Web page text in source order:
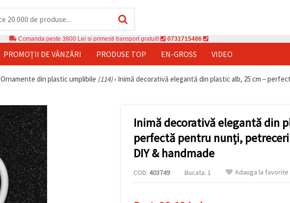
Comanda peste 3800 Lei si primesti transport gratuit! 0731715486
PROMOȚII DE VÂNZĂRI PRODUSE TOP EN-GROSS VIDEO
Ornamente din plastic umplibile (114)› Inimă decorativă elegantă din plastic alb, 25 cm –
Inimă decorativă elegantă din
perfectă pentru nunți,
DIY & handmade
COD: 403749 Bucata: 1 Adauga la favorite